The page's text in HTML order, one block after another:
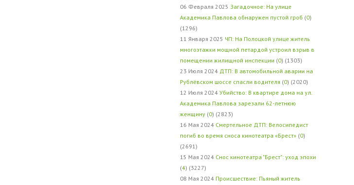
06 Февраля 2025 Загадочное: На улице
Академика Павлова обнаружен пустой гроб (0)
(1296)
11 Января 2025 ЧП: На Полоцкой улице житель
многоэтажки мощной петардой устроил взрыв в
помещении жилищной инспекции (0) (1303)
23 Июля 2024 ДТП: В автомобильной аварии на
Рублёвском шоссе спасли водителя (0) (2020)
12 Июля 2024 Убийство: В квартире дома на ул.
Академика Павлова зарезали 62-летнюю
женщину (0) (2823)
16 Мая 2024 Смертельное ДТП: Велосипедист
погиб во время сноса кинотеатра «Брест» (0)
(2691)
15 Мая 2024 Снос кинотеатра "Брест": уход эпохи
(4) (3227)
08 Мая 2024 Происшествие: Пьяный житель